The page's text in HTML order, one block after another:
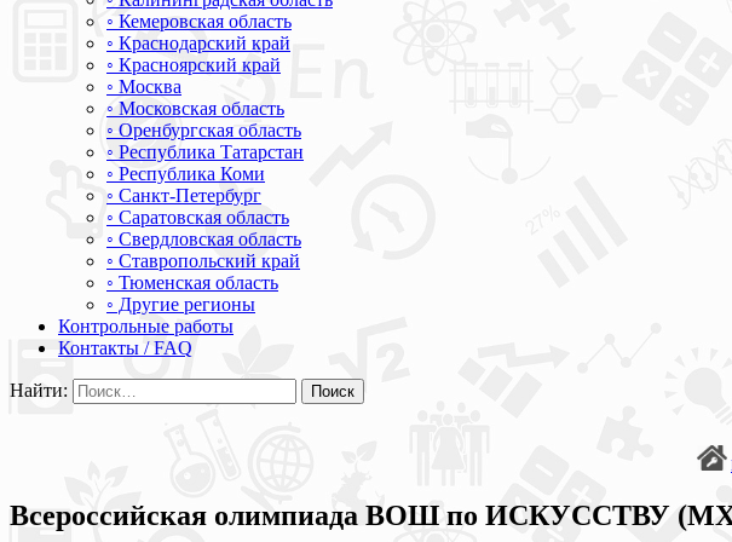
◦ Кемеровская область
◦ Краснодарский край
◦ Красноярский край
◦ Москва
◦ Московская область
◦ Оренбургская область
◦ Республика Татарстан
◦ Республика Коми
◦ Санкт-Петербург
◦ Саратовская область
◦ Свердловская область
◦ Ставропольский край
◦ Тюменская область
◦ Другие регионы
Контрольные работы
Контакты / FAQ
Найти:
Всероссийская олимпиада ВОШ по ИСКУССТВУ